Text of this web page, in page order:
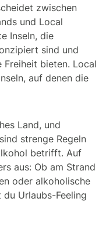
zwischen
und Local
Inseln, die
sind und
bieten. Local
auf denen die
Land, und
strenge Regeln
betrifft. Auf
aus: Ob am Strand
oder alkoholische
Urlaubs-Feeling